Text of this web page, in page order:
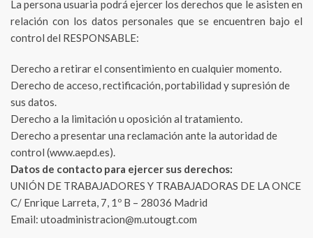
La persona usuaria podrá ejercer los derechos que le asisten en
relación con los datos personales que se encuentren bajo el
control del RESPONSABLE:
Derecho a retirar el consentimiento en cualquier momento.
Derecho de acceso, rectificación, portabilidad y supresión de
sus datos.
Derecho a la limitación u oposición al tratamiento.
Derecho a presentar una reclamación ante la autoridad de
control (www.aepd.es).
Datos de contacto para ejercer sus derechos:
UNIÓN DE TRABAJADORES Y TRABAJADORAS DE LA ONCE
C/ Enrique Larreta, 7, 1º B – 28036 Madrid
Email: utoadministracion@m.utougt.com